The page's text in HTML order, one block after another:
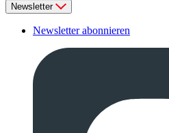
Newsletter
Newsletter abonnieren